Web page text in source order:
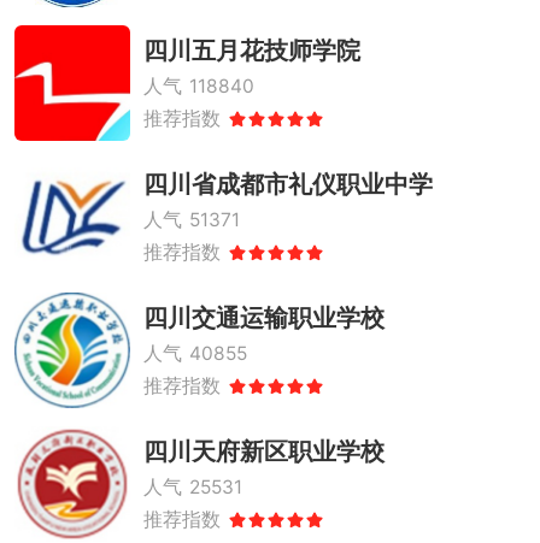
四川五月花技师学院
人气 118840
推荐指数
四川省成都市礼仪职业中学
人气 51371
推荐指数
四川交通运输职业学校
人气 40855
推荐指数
四川天府新区职业学校
人气 25531
推荐指数